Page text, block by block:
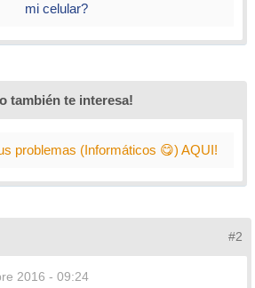
mi celular?
también te interesa!
problemas (Informáticos 😋) AQUI!
#2
2016 - 09:24